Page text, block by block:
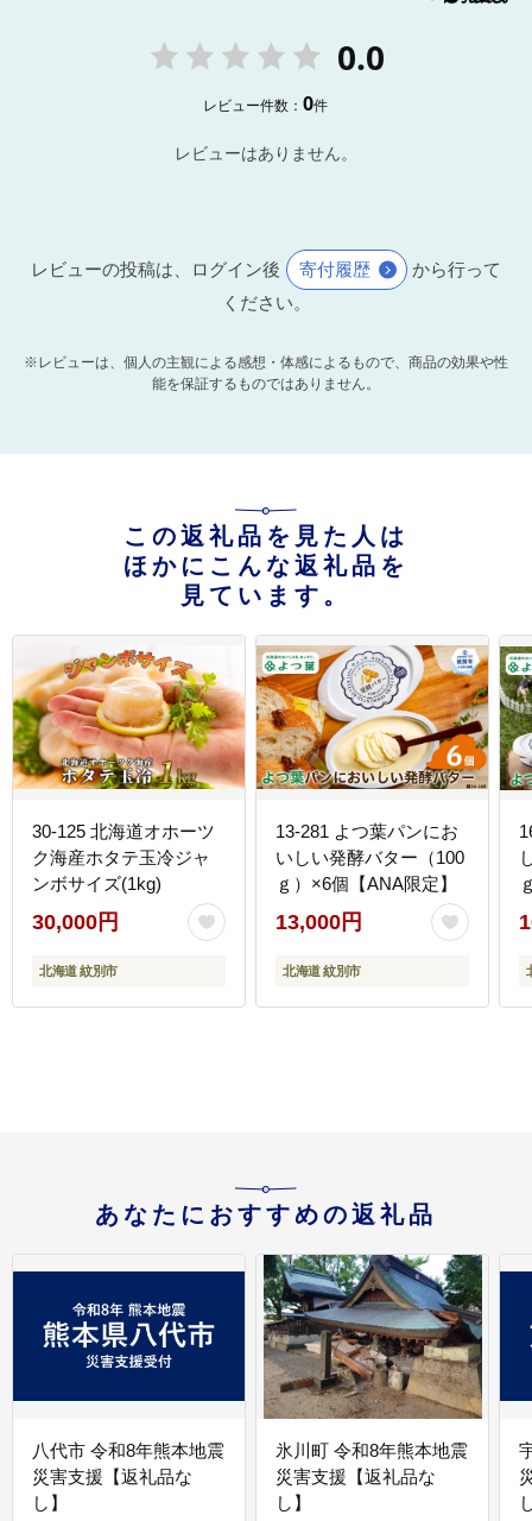
0.0
レビュー件数：0件
レビューはありません。
レビューの投稿は、ログイン後 寄付履歴
から行って
ください。
※レビューは、個人の主観による感想・体感によるもので、商品の効果や性
能を保証するものではありません。
この返礼品を見た人は
ほかにこんな返礼品を
見ています。
30-125 北海道オホーツ
ク海産ホタテ玉冷ジャ
ンボサイズ(1kg)
30,000円
北海道 紋別市
13-281 よつ葉パンにお
いしい発酵バター（100
ｇ）×6個【ANA限定】
13,000円
北海道 紋別市
あなたにおすすめの返礼品
八代市 令和8年熊本地震
災害支援【返礼品な
し】
氷川町 令和8年熊本地震
災害支援【返礼品な
し】